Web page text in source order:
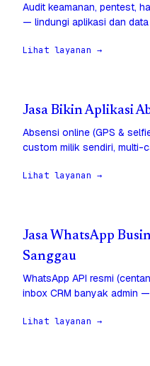
Audit keamanan, pentest,
— lindungi aplikasi dan
Lihat layanan →
Jasa Bikin Aplikasi
Absensi online (GPS &
custom milik sendiri, multi-
Lihat layanan →
Jasa WhatsApp
Sanggau
WhatsApp API resmi
inbox CRM banyak admin
Lihat layanan →